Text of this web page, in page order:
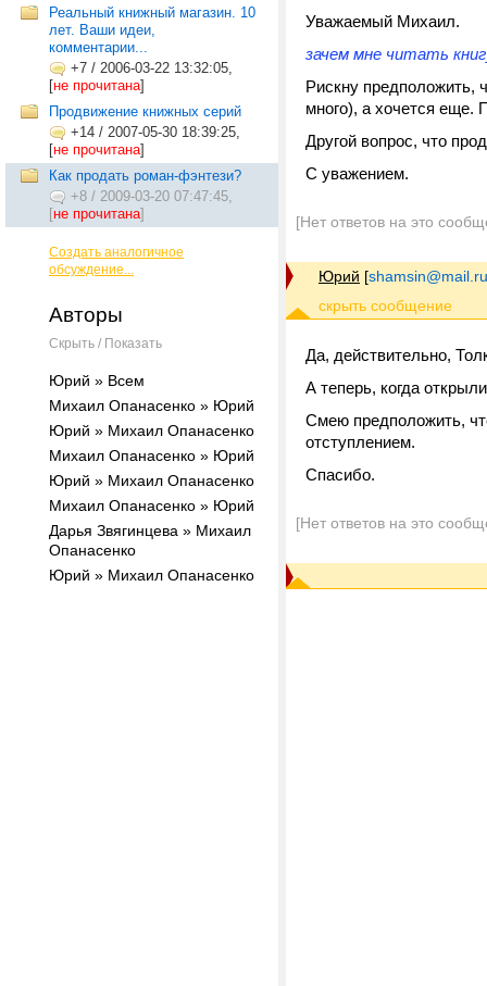
Реальный книжный магазин. 10
лет. Ваши идеи,
комментарии...
+7 / 2006-03-22 13:32:05,
[не прочитана]
Продвижение книжных серий
+14 / 2007-05-30 18:39:25,
[не прочитана]
Как продать роман-фэнтези?
+8 / 2009-03-20 07:47:45,
[не прочитана]
Создать аналогичное
обсуждение...
Авторы
Скрыть / Показать
Юрий » Всем
Михаил Опанасенко » Юрий
Юрий » Михаил Опанасенко
Михаил Опанасенко » Юрий
Юрий » Михаил Опанасенко
Михаил Опанасенко » Юрий
Дарья Звягинцева » Михаил
Опанасенко
Юрий » Михаил Опанасенко
Уважаемый Михаил.
зачем мне читать
Рискну предположить,
много), а хочется еще.
Другой вопрос, что
С уважением.
[Нет ответов на это
Юрий [shamsin@mail.ru
Да, действительно,
А теперь, когда
Смею предположить,
отступлением.
Спасибо.
[Нет ответов на это